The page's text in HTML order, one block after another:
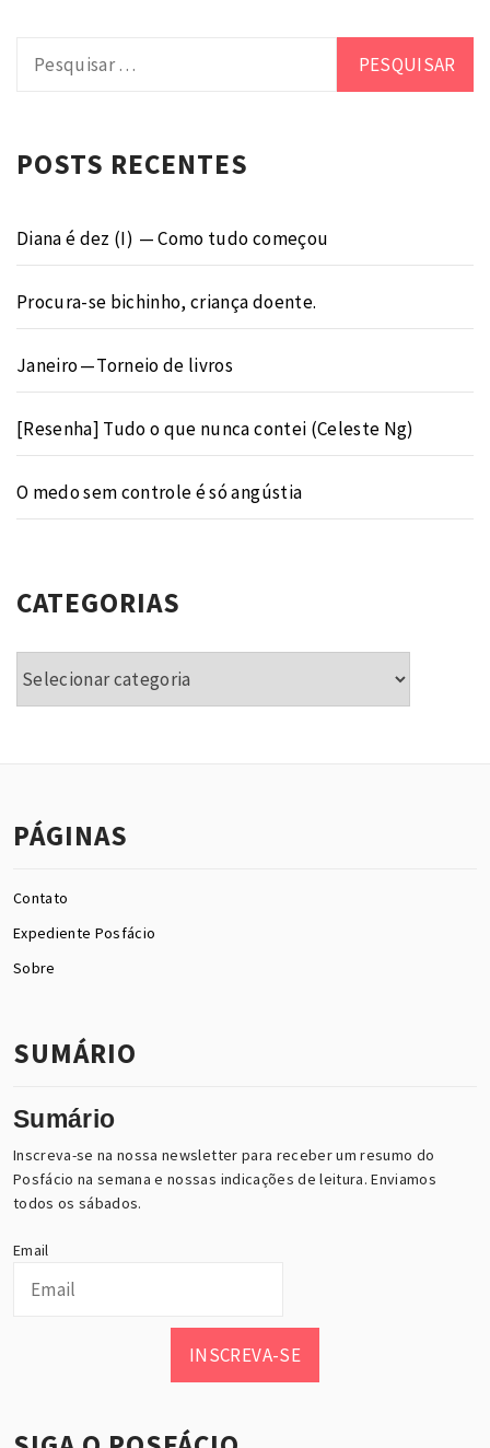
POSTS RECENTES
Diana é dez (I) — Como tudo começou
Procura-se bichinho, criança doente.
Janeiro — Torneio de livros
[Resenha] Tudo o que nunca contei (Celeste Ng)
O medo sem controle é só angústia
CATEGORIAS
PÁGINAS
Contato
Expediente Posfácio
Sobre
SUMÁRIO
Sumário
Inscreva-se na nossa newsletter para receber um resumo do
Posfácio na semana e nossas indicações de leitura. Enviamos
todos os sábados.
Email
INSCREVA-SE